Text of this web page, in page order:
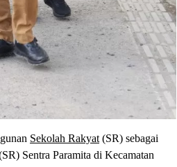
Sekolah Rakyat (SR) sebagai
Sentra Paramita di Kecamatan